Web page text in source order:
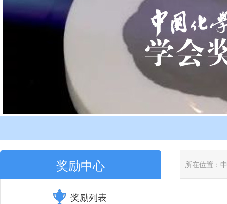
奖励中心
奖励列表
所在位置：